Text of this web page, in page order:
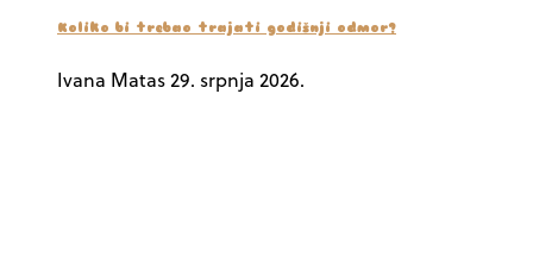
Koliko bi trebao trajati godišnji odmor?
Ivana Matas29. srpnja 2026.